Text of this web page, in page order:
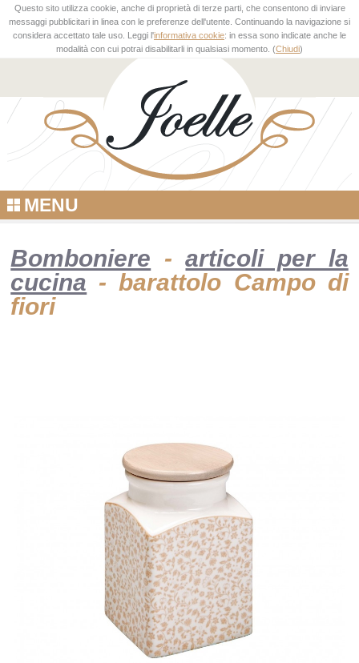
Questo sito utilizza cookie, anche di proprietà di terze parti, che consentono di inviare
messaggi pubblicitari in linea con le preferenze dell'utente. Continuando la navigazione si
considera accettato tale uso. Leggi l'informativa cookie: in essa sono indicate anche le
modalità con cui potrai disabilitarli in qualsiasi momento. (Chiudi)
MENU
Bomboniere -articoli per la
cucina - barattolo Campo di
fiori